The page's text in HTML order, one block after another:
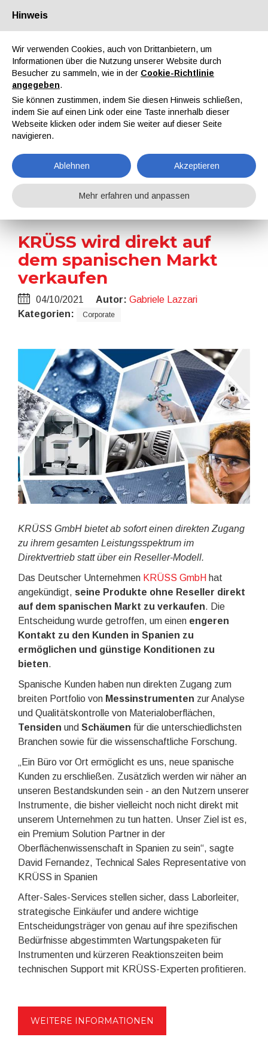
Über uns Partner Kontakt Reservierter Bereich
EN IT DE ES
Nachrichten
Home Nachrichten KRÜSS wird direkt auf dem spanischen Markt verkaufen
KRÜSS wird direkt auf
dem spanischen Markt
verkaufen
04/10/2021 Autor: Gabriele Lazzari
Kategorien:
Corporate
KRÜSS GmbH bietet ab sofort einen direkten Zugang
zu ihrem gesamten Leistungsspektrum im
Direktvertrieb statt über ein Reseller-Modell.
Das Deutscher Unternehmen KRÜSS GmbH hat
angekündigt, seine Produkte ohne Reseller direkt
auf dem spanischen Markt zu verkaufen. Die
Entscheidung wurde getroffen, um einen engeren
Kontakt zu den Kunden in Spanien zu
ermöglichen und günstige Konditionen zu
bieten.
Spanische Kunden haben nun direkten Zugang zum
breiten Portfolio von Messinstrumenten zur Analyse
und Qualitätskontrolle von Materialoberflächen,
Tensiden und Schäumen für die unterschiedlichsten
Branchen sowie für die wissenschaftliche Forschung.
„Ein Büro vor Ort ermöglicht es uns, neue spanische
Kunden zu erschließen. Zusätzlich werden wir näher an
unseren Bestandskunden sein - an den Nutzern unserer
Instrumente, die bisher vielleicht noch nicht direkt mit
unserem Unternehmen zu tun hatten. Unser Ziel ist es,
ein Premium Solution Partner in der
Oberflächenwissenschaft in Spanien zu sein“, sagte
David Fernandez, Technical Sales Representative von
KRÜSS in Spanien
After-Sales-Services stellen sicher, dass Laborleiter,
strategische Einkäufer und andere wichtige
Entscheidungsträger von genau auf ihre spezifischen
Bedürfnisse abgestimmten Wartungspaketen für
Instrumenten und kürzeren Reaktionszeiten beim
technischen Support mit KRÜSS-Experten profitieren.
WEITERE INFORMATIONEN
Hinweis
Wir verwenden Cookies, auch von Drittanbietern, um
Informationen über die Nutzung unserer Website durch
Besucher zu sammeln, wie in der Cookie-Richtlinie
angegeben.
Sie können zustimmen, indem Sie diesen Hinweis schließen,
indem Sie auf einen Link oder eine Taste innerhalb dieser
Webseite klicken oder indem Sie weiter auf dieser Seite
navigieren.
Ablehnen Akzeptieren
Mehr erfahren und anpassen